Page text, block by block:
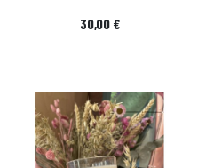
Prix
30,00 €